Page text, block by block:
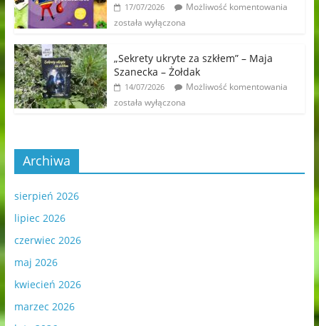
17/07/2026
Możliwość komentowania
została wyłączona
„Sekrety ukryte za szkłem” – Maja
Szanecka – Żołdak
14/07/2026
Możliwość komentowania
została wyłączona
Archiwa
sierpień 2026
lipiec 2026
czerwiec 2026
maj 2026
kwiecień 2026
marzec 2026